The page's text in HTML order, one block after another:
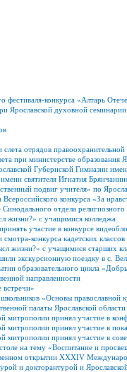
конкурса «Алтарь
Ярославской духовной семинарии
отрядов правоохранительной
при министерстве образования
Губернской Гимназии
святителя Игнатия
подвиг учителя» по
конкурса «За
отдела
жизни?» с учащимися колледжа
участие в конкурсе
конкурса кадетских классов
жизни?» с учащимися старших
экскурсионную поездку в с.
образовательного цикла
направленности
встречи»
«Основы православной
палаты Ярославской
митрополии принял участие в
митрополии принял участие в
митрополии принял участие в
на тему «Воспитание и
открытии XXXIV
и докторантурой и